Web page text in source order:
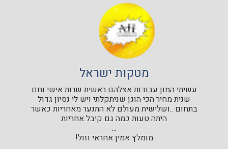
מטקות ישראל
עשיתי המון עבודות אצלהם ראשית שרות אישי וחם
שנית מחיר הכי הוגן שניתקלתי ויש לי נסיון גדול
בתחום ..ושלישית מעולם לא התנער מאחריות כאשר
היתה טעות כמה גם קיבל אחריות
...
מומלץ אמין אחראי וזול!